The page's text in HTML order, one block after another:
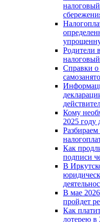
Родители
Справки о
Кому
2025 году
Как
подписи
В
В мае
пройдет
Как
лотерею в